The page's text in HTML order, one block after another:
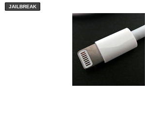
JAILBREAK